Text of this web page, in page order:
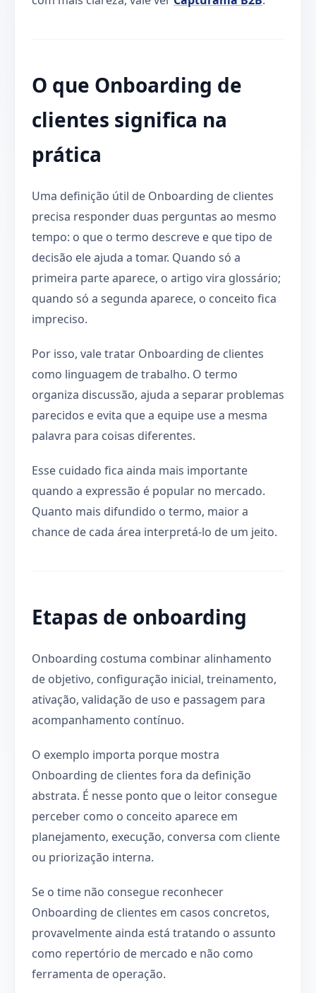
O que Onboarding de
clientes significa na
prática
Uma definição útil de Onboarding de clientes
precisa responder duas perguntas ao mesmo
tempo: o que o termo descreve e que tipo de
decisão ele ajuda a tomar. Quando só a
primeira parte aparece, o artigo vira glossário;
quando só a segunda aparece, o conceito fica
impreciso.
Por isso, vale tratar Onboarding de clientes
como linguagem de trabalho. O termo
organiza discussão, ajuda a separar problemas
parecidos e evita que a equipe use a mesma
palavra para coisas diferentes.
Esse cuidado fica ainda mais importante
quando a expressão é popular no mercado.
Quanto mais difundido o termo, maior a
chance de cada área interpretá-lo de um jeito.
Etapas de onboarding
Onboarding costuma combinar alinhamento
de objetivo, configuração inicial, treinamento,
ativação, validação de uso e passagem para
acompanhamento contínuo.
O exemplo importa porque mostra
Onboarding de clientes fora da definição
abstrata. É nesse ponto que o leitor consegue
perceber como o conceito aparece em
planejamento, execução, conversa com cliente
ou priorização interna.
Se o time não consegue reconhecer
Onboarding de clientes em casos concretos,
provavelmente ainda está tratando o assunto
como repertório de mercado e não como
ferramenta de operação.